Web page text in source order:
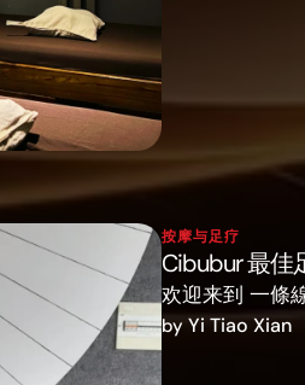
按摩与足疗
Cibubur 最佳
欢迎来到 一條
by Yi Tiao Xian